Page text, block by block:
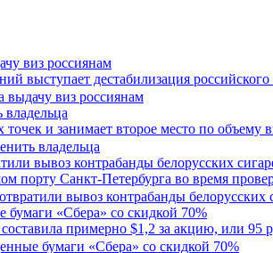
виз россиянам
выступает дестабилизация
и занимает второе место по объему
вывоз контрабанды белорусских
порту Санкт-Петербурга во время
«Сбера» со скидкой 70%
примерно $1,2 за акцию, или 95